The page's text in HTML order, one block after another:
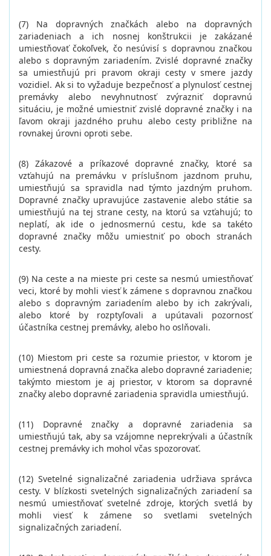
(7) Na dopravných značkách alebo na dopravných
zariadeniach a ich nosnej konštrukcii je zakázané
umiestňovať čokoľvek, čo nesúvisí s dopravnou značkou
alebo s dopravným zariadením. Zvislé dopravné značky
sa umiestňujú pri pravom okraji cesty v smere jazdy
vozidiel. Ak si to vyžaduje bezpečnosť a plynulosť cestnej
premávky alebo nevyhnutnosť zvýrazniť dopravnú
situáciu, je možné umiestniť zvislé dopravné značky i na
ľavom okraji jazdného pruhu alebo cesty približne na
rovnakej úrovni oproti sebe.
(8) Zákazové a príkazové dopravné značky, ktoré sa
vzťahujú na premávku v príslušnom jazdnom pruhu,
umiestňujú sa spravidla nad týmto jazdným pruhom.
Dopravné značky upravujúce zastavenie alebo státie sa
umiestňujú na tej strane cesty, na ktorú sa vzťahujú; to
neplatí, ak ide o jednosmernú cestu, kde sa takéto
dopravné značky môžu umiestniť po oboch stranách
cesty.
(9) Na ceste a na mieste pri ceste sa nesmú umiestňovať
veci, ktoré by mohli viesť k zámene s dopravnou značkou
alebo s dopravným zariadením alebo by ich zakrývali,
alebo ktoré by rozptyľovali a upútavali pozornosť
účastníka cestnej premávky, alebo ho oslňovali.
(10) Miestom pri ceste sa rozumie priestor, v ktorom je
umiestnená dopravná značka alebo dopravné zariadenie;
takýmto miestom je aj priestor, v ktorom sa dopravné
značky alebo dopravné zariadenia spravidla umiestňujú.
(11) Dopravné značky a dopravné zariadenia sa
umiestňujú tak, aby sa vzájomne neprekrývali a účastník
cestnej premávky ich mohol včas spozorovať.
(12) Svetelné signalizačné zariadenia udržiava správca
cesty. V blízkosti svetelných signalizačných zariadení sa
nesmú umiestňovať svetelné zdroje, ktorých svetlá by
mohli viesť k zámene so svetlami svetelných
signalizačných zariadení.